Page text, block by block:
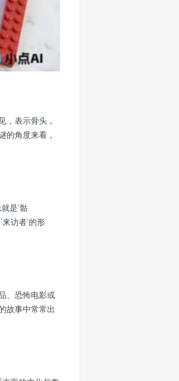
，表示骨头，
的角度来看，
是‘骷
来访者’的形
、恐怖电影或
故事中常常出